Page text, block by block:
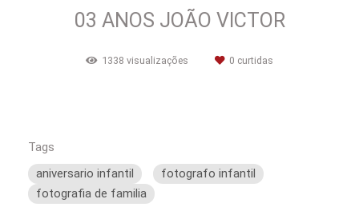
03 ANOS JOÃO VICTOR
1338 visualizações 0 curtidas
Tags
aniversario infantil
fotografo infantil
fotografia de familia